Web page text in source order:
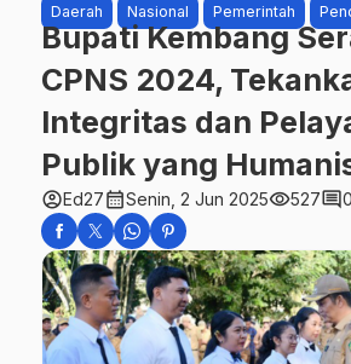
Daerah Nasional Pemerintah
Bupati Kembang
CPNS 2024,
Integritas dan
Publik yang
account_circleEd27calendar_monthSenin, 2 Jun 2025visibility527comment